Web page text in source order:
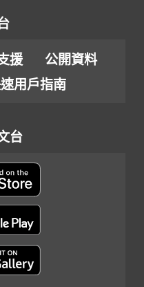
援
公開資料
用戶指南
台